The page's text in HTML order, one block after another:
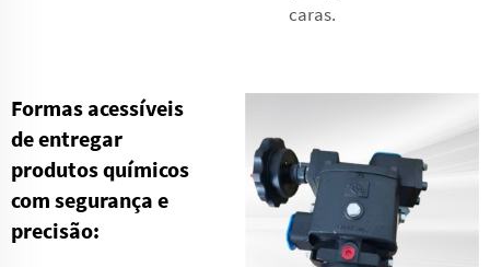
caras.
Formas acessíveis
de entregar
produtos químicos
com segurança e
precisão: